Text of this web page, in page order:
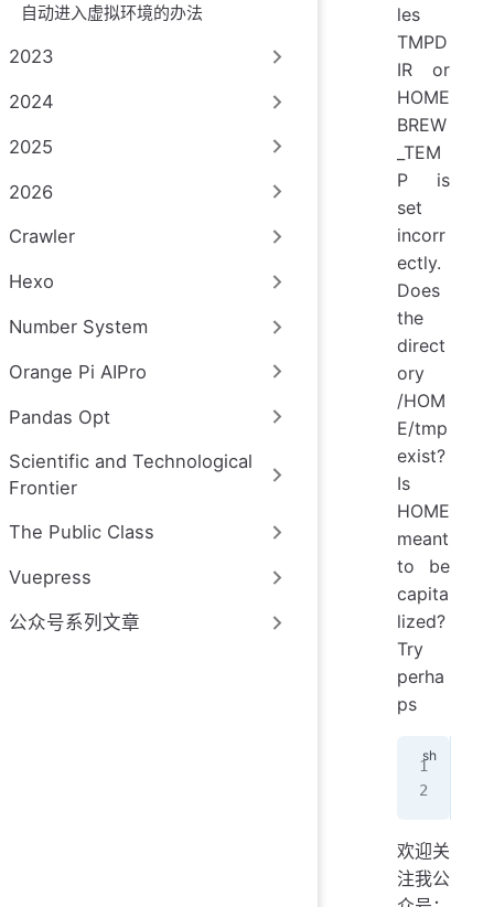
自动进入虚拟环境的办法
2023
2024
2025
2026
Crawler
Hexo
Number System
Orange Pi AIPro
Pandas Opt
Scientific and Technological
Frontier
The Public Class
Vuepress
公众号系列文章
les
TMPD
IR or
HOME
BREW
_TEM
P is
set
incorr
ectly.
Does
the
direct
ory
/HOM
E/tmp
exist?
Is
HOME
meant
to be
capita
lized?
Try
perha
ps
欢迎关
注我公